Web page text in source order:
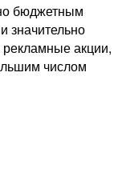
бюджетным
значительно
акции,
числом